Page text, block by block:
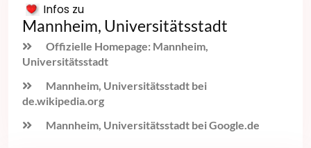
Infos zu
Mannheim, Universitätsstadt
Offizielle Homepage: Mannheim,
Universitätsstadt
Mannheim, Universitätsstadt bei
de.wikipedia.org
Mannheim, Universitätsstadt bei Google.de